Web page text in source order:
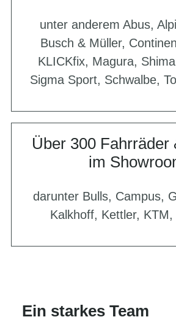
unter anderem Abus,
Busch & Müller,
KLICKfix, Magura,
Sigma Sport, Schwalbe,
Über 300 Fahrräder
im
darunter Bulls, Campus,
Kalkhoff, Kettler,
Ein starkes Team